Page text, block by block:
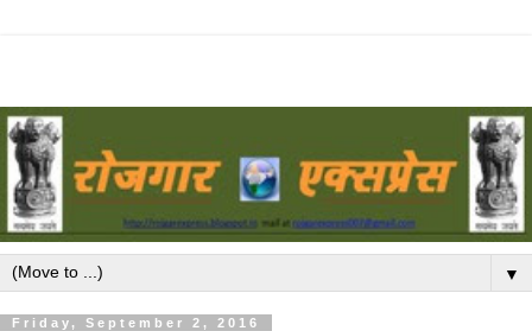
▼
Friday, September 2, 2016